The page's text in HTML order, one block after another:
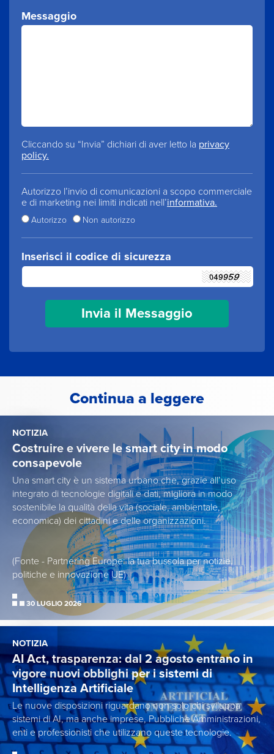
Messaggio
Cliccando su “Invia” dichiari di aver letto la privacy
policy.
Autorizzo l’invio di comunicazioni a scopo commerciale
e di marketing nei limiti indicati nell’informativa.
Autorizzo Non autorizzo
Inserisci il codice di sicurezza
Continua a leggere
NOTIZIA
Costruire e vivere le smart city in modo
consapevole
Una smart city è un sistema urbano che, grazie all’uso
integrato di tecnologie digitali e dati, migliora in modo
sostenibile la qualità della vita (sociale, ambientale,
economica) dei cittadini e delle organizzazioni.
(Fonte - Partnering Europe: la tua bussola per notizie,
politiche e innovazione UE)
30 LUGLIO 2026
NOTIZIA
AI Act, trasparenza: dal 2 agosto entrano in
vigore nuovi obblighi per i sistemi di
Intelligenza Artificiale
Le nuove disposizioni riguardano non solo chi sviluppa
sistemi di AI, ma anche imprese, Pubbliche Amministrazioni,
enti e professionisti che utilizzano queste tecnologie.